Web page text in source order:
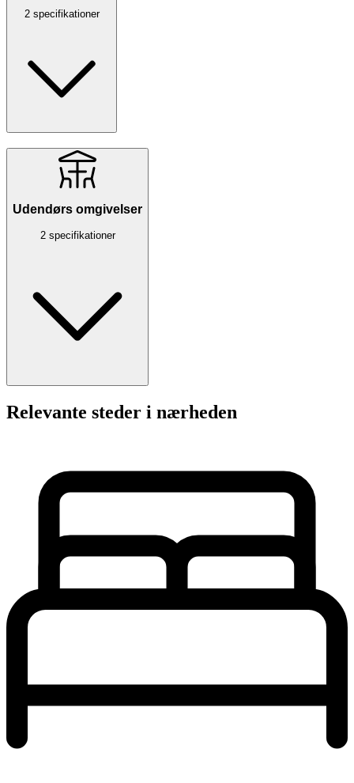
2 specifikationer
Udendørs omgivelser
2 specifikationer
Relevante steder i nærheden